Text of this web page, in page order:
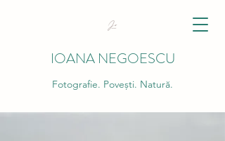
IOANA NEGOESCU
Fotografie. Povești. Natură.